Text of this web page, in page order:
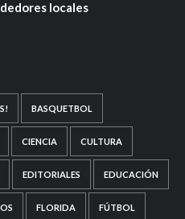
locales
BASQUETBOL
CIENCIA CULTURA
EDITORIALES EDUCACIÓN
FLORIDA FÚTBOL